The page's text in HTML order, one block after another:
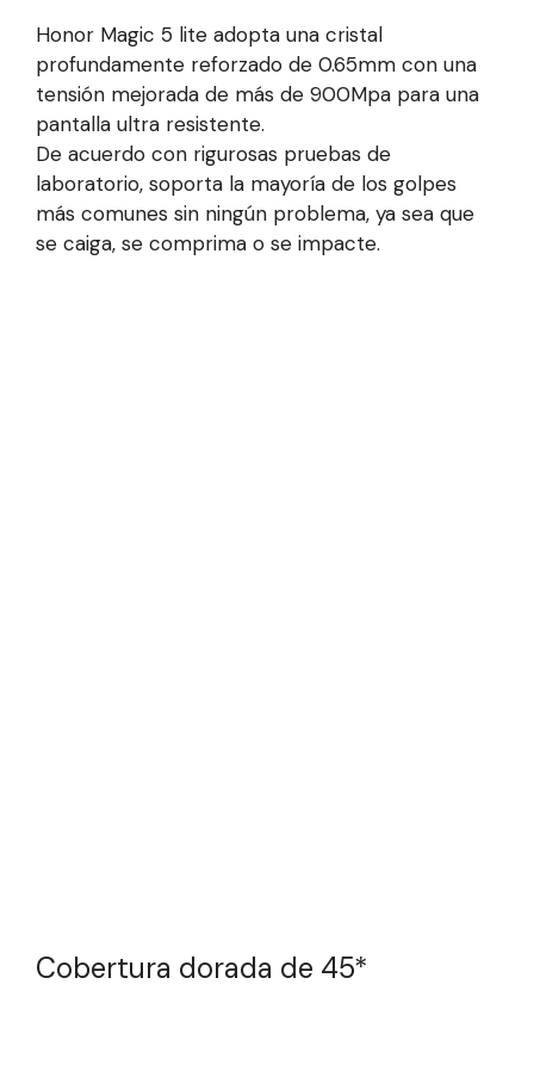
Honor Magic 5 lite adopta una cristal
profundamente reforzado de 0.65mm con una
tensión mejorada de más de 900Mpa para una
pantalla ultra resistente.
De acuerdo con rigurosas pruebas de
laboratorio, soporta la mayoría de los golpes
más comunes sin ningún problema, ya sea que
se caiga, se comprima o se impacte.
Cobertura dorada de 45*